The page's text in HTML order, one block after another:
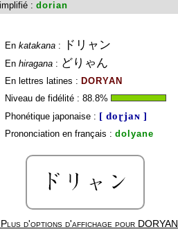
: dorian
En katakana: ドリャン
En hiragana: どりゃん
En lettres latines : DORYAN
Niveau de fidélité : 88.8%
Phonétique japonaise : [ doɽjaɴ ]
Prononciation en français : dolyane
Plus d'options d'affichage pour DORYAN